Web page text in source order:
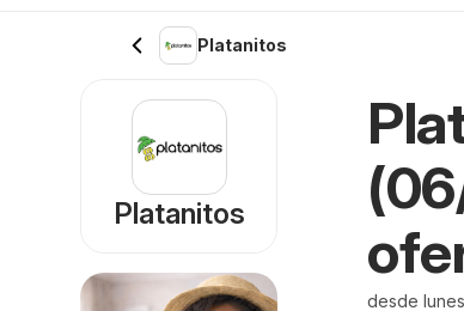
Platanitos
desde
Platanitos